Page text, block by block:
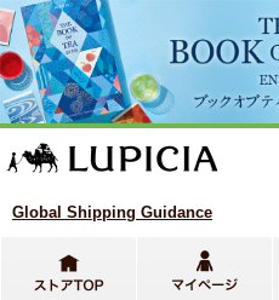
Global Shipping Guidance